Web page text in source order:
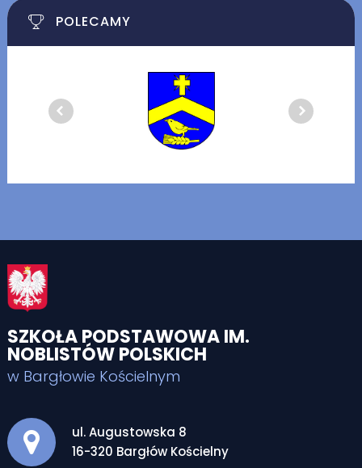
POLECAMY
SZKOŁA PODSTAWOWA IM.
NOBLISTÓW POLSKICH
w Bargłowie Kościelnym
Adres pocztowy:
ul. Augustowska 8
16-320 Bargłów Kościelny